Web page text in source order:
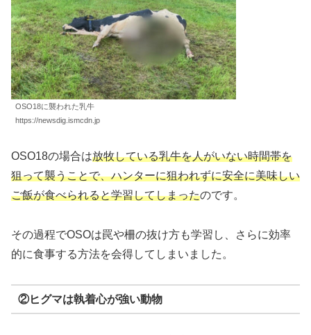
OSO18に襲われた乳牛
https://newsdig.ismcdn.jp
OSO18の場合は放牧している乳牛を人がいない時間帯を
狙って襲うことで、ハンターに狙われずに安全に美味しい
ご飯が食べられると学習してしまったのです。
その過程でOSOは罠や柵の抜け方も学習し、さらに効率
的に食事する方法を会得してしまいました。
②ヒグマは執着心が強い動物